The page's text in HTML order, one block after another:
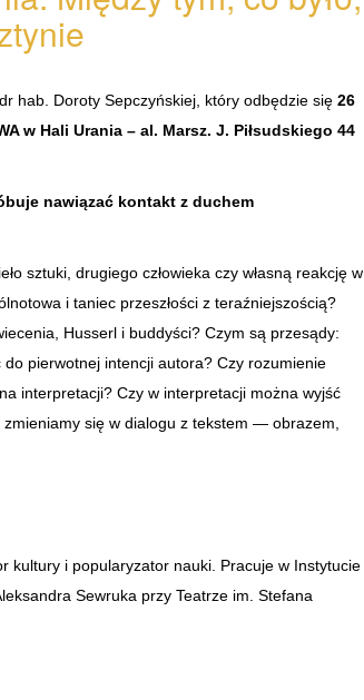
hab. Doroty Sepczyńskiej, który odbędzie się 26
w Hali Urania – al. Marsz. J. Piłsudskiego 44
nawiązać kontakt z duchem
sztuki, drugiego człowieka czy własną reakcję w
i taniec przeszłości z teraźniejszością?
Husserl i buddyści? Czym są przesądy:
pierwotnej intencji autora? Czy rozumienie
interpretacji? Czy w interpretacji można wyjść
zmieniamy się w dialogu z tekstem — obrazem,
kultury i popularyzator nauki. Pracuje w Instytucie
Sewruka przy Teatrze im. Stefana